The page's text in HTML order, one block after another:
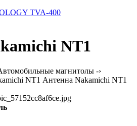
TVA-400
NT1
магнитолы -›
NT1 Антенна Nakamichi NT1